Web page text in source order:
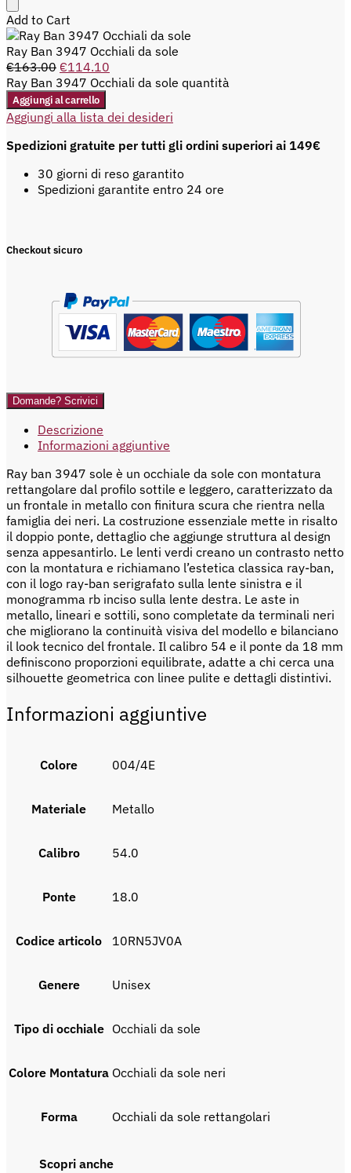
Add to Cart
Ray Ban 3947 Occhiali da sole
€163.00 €114.10
Ray Ban 3947 Occhiali da sole quantità
Aggiungi al carrello
Aggiungi alla lista dei desideri
Spedizioni gratuite per tutti gli ordini superiori ai 149€
30 giorni di reso garantito
Spedizioni garantite entro 24 ore
Checkout sicuro
Domande? Scrivici
Descrizione
Informazioni aggiuntive
Ray ban 3947 sole è un occhiale da sole con montatura
rettangolare dal profilo sottile e leggero, caratterizzato da
un frontale in metallo con finitura scura che rientra nella
famiglia dei neri. La costruzione essenziale mette in risalto
il doppio ponte, dettaglio che aggiunge struttura al design
senza appesantirlo. Le lenti verdi creano un contrasto netto
con la montatura e richiamano l’estetica classica ray-ban,
con il logo ray-ban serigrafato sulla lente sinistra e il
monogramma rb inciso sulla lente destra. Le aste in
metallo, lineari e sottili, sono completate da terminali neri
che migliorano la continuità visiva del modello e bilanciano
il look tecnico del frontale. Il calibro 54 e il ponte da 18 mm
definiscono proporzioni equilibrate, adatte a chi cerca una
silhouette geometrica con linee pulite e dettagli distintivi.
Informazioni aggiuntive
Colore 004/4E
Materiale metallo
Calibro 54.0
Ponte 18.0
Codice articolo 10RN5JV0A
Genere unisex
Tipo di occhiale Occhiali da sole
Colore Montatura Occhiali da sole neri
Forma Occhiali da sole rettangolari
Scopri anche